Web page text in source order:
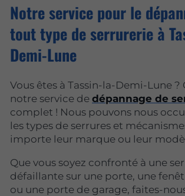
Notre service pour le
tout type de serrurerie à
Demi-Lune
Vous êtes à Tassin-la-Demi-Lune
notre service de dépannage de
complet ! Nous pouvons nous
les types de serrures et
importe leur marque ou leur
Que vous soyez confronté à une
défaillante sur une porte, une
ou une porte de garage, faites-